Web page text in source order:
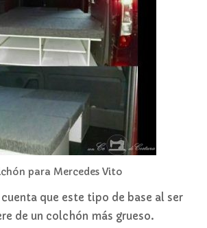
para Mercedes Vito
que este tipo de base al ser
de un colchón más grueso.